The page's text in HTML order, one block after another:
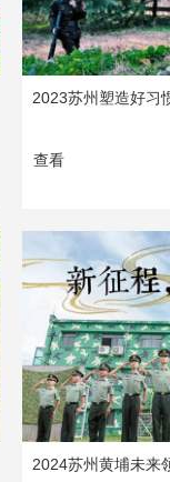
2023苏州塑造好习
查看
2024苏州黄埔未来